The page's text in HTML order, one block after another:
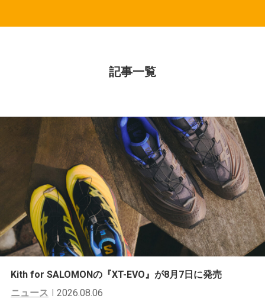
記事一覧
Kith for SALOMONの『XT-EVO』が8月7日に発売
ニュース
2026.08.06